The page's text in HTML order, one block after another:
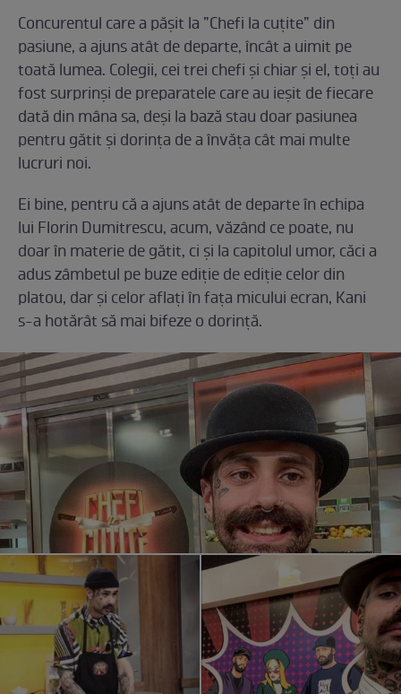
Concurentul care a pășit la ”Chefi la cuțite” din
pasiune, a ajuns atât de departe, încât a uimit pe
toată lumea. Colegii, cei trei chefi și chiar și el, toți au
fost surprinși de preparatele care au ieșit de fiecare
dată din mâna sa, deși la bază stau doar pasiunea
pentru gătit și dorința de a învăța cât mai multe
lucruri noi.
Ei bine, pentru că a ajuns atât de departe în echipa
lui Florin Dumitrescu, acum, văzând ce poate, nu
doar în materie de gătit, ci și la capitolul umor, căci a
adus zâmbetul pe buze ediție de ediție celor din
platou, dar și celor aflați în fața micului ecran, Kani
s-a hotărât să mai bifeze o dorință.